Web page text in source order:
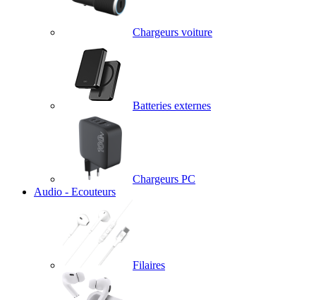
Chargeurs voiture
Batteries externes
Chargeurs PC
Audio - Ecouteurs
Filaires